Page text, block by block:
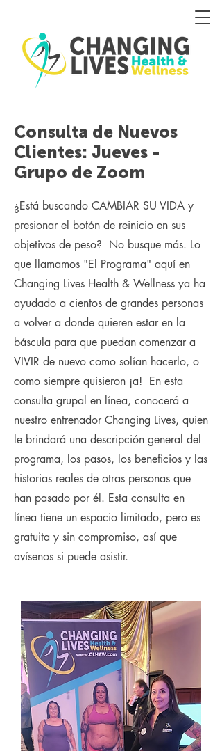
Consulta de Nuevos
Clientes: Jueves -
Grupo de Zoom
¿Está buscando CAMBIAR SU VIDA y
presionar el botón de reinicio en sus
objetivos de peso? No busque más. Lo
que llamamos "El Programa" aquí en
Changing Lives Health & Wellness ya ha
ayudado a cientos de grandes personas
a volver a donde quieren estar en la
báscula para que puedan comenzar a
VIVIR de nuevo como solían hacerlo, o
como siempre quisieron ¡a! En esta
consulta grupal en línea, conocerá a
nuestro entrenador Changing Lives, quien
le brindará una descripción general del
programa, los pasos, los beneficios y las
historias reales de otras personas que
han pasado por él. Esta consulta en
línea tiene un espacio limitado, pero es
gratuita y sin compromiso, así que
avísenos si puede asistir.